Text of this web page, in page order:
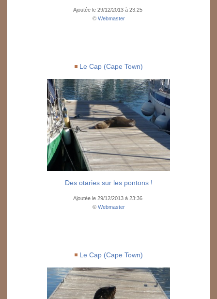
Ajoutée le 29/12/2013 à 23:25
© Webmaster
Le Cap (Cape Town)
Des otaries sur les pontons !
Ajoutée le 29/12/2013 à 23:36
© Webmaster
Le Cap (Cape Town)